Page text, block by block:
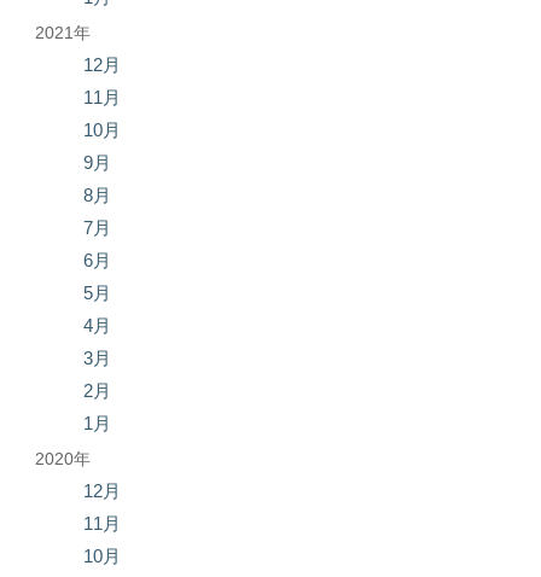
2021年
12月
11月
10月
9月
8月
7月
6月
5月
4月
3月
2月
1月
2020年
12月
11月
10月